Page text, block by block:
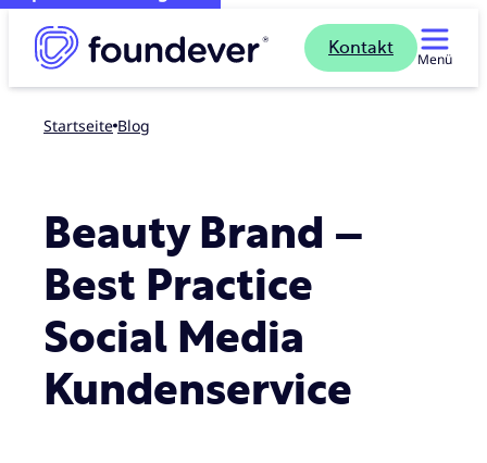
Kontakt
Menü
Startseite blog
Beauty Brand –
Best Practice
Social Media
Kundenservice